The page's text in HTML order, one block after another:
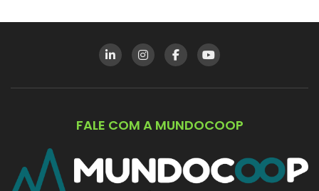
FALE COM A MUNDOCOOP